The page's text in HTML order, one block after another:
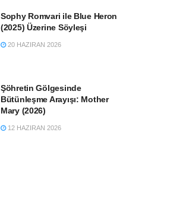
Sophy Romvari ile Blue Heron
(2025) Üzerine Söyleşi
20 HAZIRAN 2026
Şöhretin Gölgesinde
Bütünleşme Arayışı: Mother
Mary (2026)
12 HAZIRAN 2026